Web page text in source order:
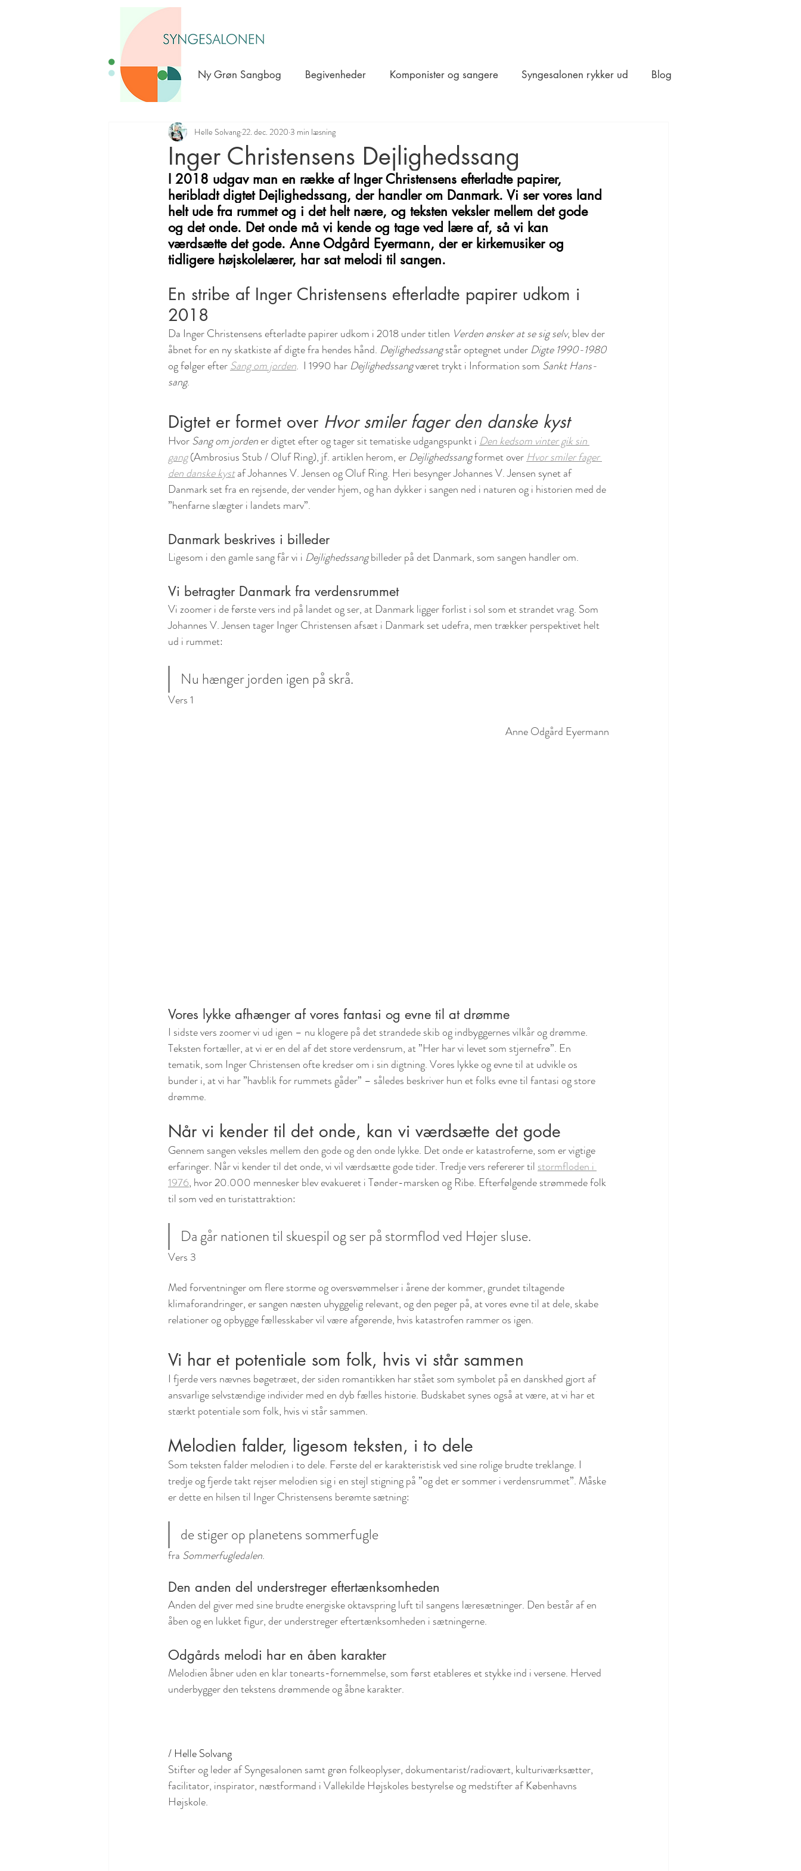
Ny Grøn Sangbog Begivenheder Komponister og sangere Syngesalonen rykker ud Blog
Inger Christensens Dejlighedssang
Helle Solvang 22. dec. 2020 3 min læsning
I 2018 udgav man en række af Inger Christensens efterladte papirer,
heribladt digtet Dejlighedssang, der handler om Danmark. Vi ser vores land
helt ude fra rummet og i det helt nære, og teksten veksler mellem det gode
og det onde. Det onde må vi kende og tage ved lære af, så vi kan
værdsætte det gode. Anne Odgård Eyermann, der er kirkemusiker og
tidligere højskolelærer, har sat melodi til sangen.
En stribe af Inger Christensens efterladte papirer udkom i
2018
Da Inger Christensens efterladte papirer udkom i 2018 under titlen Verden ønsker at se sig selv, blev der
åbnet for en ny skatkiste af digte fra hendes hånd. Dejlighedssang står optegnet under Digte 1990-1980
og følger efter Sang om jorden.  I 1990 har Dejlighedssang været trykt i Information som Sankt Hans-
sang.
Digtet er formet over Hvor smiler fager den danske kyst
Hvor Sang om jorden er digtet efter og tager sit tematiske udgangspunkt i Den kedsom vinter gik sin
gang (Ambrosius Stub / Oluf Ring), jf. artiklen herom, er Dejlighedssang formet over Hvor smiler fager
den danske kyst af Johannes V. Jensen og Oluf Ring. Heri besynger Johannes V. Jensen synet af
Danmark set fra en rejsende, der vender hjem, og han dykker i sangen ned i naturen og i historien med de
”henfarne slægter i landets marv”.
Danmark beskrives i billeder
Ligesom i den gamle sang får vi i Dejlighedssang billeder på det Danmark, som sangen handler om.
Vi betragter Danmark fra verdensrummet
Vi zoomer i de første vers ind på landet og ser, at Danmark ligger forlist i sol som et strandet vrag. Som
Johannes V. Jensen tager Inger Christensen afsæt i Danmark set udefra, men trækker perspektivet helt
ud i rummet:
Nu hænger jorden igen på skrå.
Vers 1
Anne Odgård Eyermann
Vores lykke afhænger af vores fantasi og evne til at drømme
I sidste vers zoomer vi ud igen – nu klogere på det strandede skib og indbyggernes vilkår og drømme.
Teksten fortæller, at vi er en del af det store verdensrum, at ”Her har vi levet som stjernefrø”. En
tematik, som Inger Christensen ofte kredser om i sin digtning. Vores lykke og evne til at udvikle os
bunder i, at vi har ”havblik for rummets gåder” – således beskriver hun et folks evne til fantasi og store
drømme.
Når vi kender til det onde, kan vi værdsætte det gode
Gennem sangen veksles mellem den gode og den onde lykke. Det onde er katastroferne, som er vigtige
erfaringer. Når vi kender til det onde, vi vil værdsætte gode tider. Tredje vers refererer til stormfloden i
1976, hvor 20.000 mennesker blev evakueret i Tønder-marsken og Ribe. Efterfølgende strømmede folk
til som ved en turistattraktion:
Da går nationen til skuespil og ser på stormflod ved Højer sluse.
Vers 3
Med forventninger om flere storme og oversvømmelser i årene der kommer, grundet tiltagende
klimaforandringer, er sangen næsten uhyggelig relevant, og den peger på, at vores evne til at dele, skabe
relationer og opbygge fællesskaber vil være afgørende, hvis katastrofen rammer os igen.
Vi har et potentiale som folk, hvis vi står sammen
I fjerde vers nævnes bøgetræet, der siden romantikken har stået som symbolet på en danskhed gjort af
ansvarlige selvstændige individer med en dyb fælles historie. Budskabet synes også at være, at vi har et
stærkt potentiale som folk, hvis vi står sammen.
Melodien falder, ligesom teksten, i to dele
Som teksten falder melodien i to dele. Første del er karakteristisk ved sine rolige brudte treklange. I
tredje og fjerde takt rejser melodien sig i en stejl stigning på ”og det er sommer i verdensrummet”. Måske
er dette en hilsen til Inger Christensens berømte sætning:
de stiger op planetens sommerfugle
fra Sommerfugledalen.
Den anden del understreger eftertænksomheden
Anden del giver med sine brudte energiske oktavspring luft til sangens læresætninger. Den består af en
åben og en lukket figur, der understreger eftertænksomheden i sætningerne.
Odgårds melodi har en åben karakter
Melodien åbner uden en klar tonearts-fornemmelse, som først etableres et stykke ind i versene. Herved
underbygger den tekstens drømmende og åbne karakter.
/ Helle Solvang
Stifter og leder af Syngesalonen samt grøn folkeoplyser, dokumentarist/radiovært, kulturiværksætter,
facilitator, inspirator, næstformand i Vallekilde Højskoles bestyrelse og medstifter af Københavns
Højskole.